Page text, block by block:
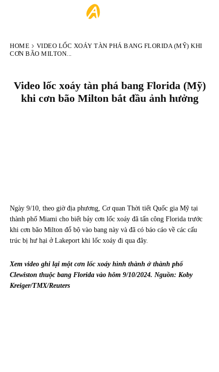
HOME
VIDEO LỐC XOÁY TÀN PHÁ BANG FLORIDA (MỸ) KHI
CƠN BÃO MILTON...
Video lốc xoáy tàn phá bang Florida (Mỹ)
khi cơn bão Milton bắt đầu ảnh hưởng
Ngày 9/10, theo giờ địa phương, Cơ quan Thời tiết Quốc gia Mỹ tại
thành phố Miami cho biết bảy cơn lốc xoáy đã tấn công Florida trước
khi cơn bão Milton đổ bộ vào bang này và đã có báo cáo về các cấu
trúc bị hư hại ở Lakeport khi lốc xoáy đi qua đây.
Xem video ghi lại một cơn lốc xoáy hình thành ở thành phố
Clewiston thuộc bang Florida vào hôm 9/10/2024. Nguồn: Koby
Kreiger/TMX/Reuters